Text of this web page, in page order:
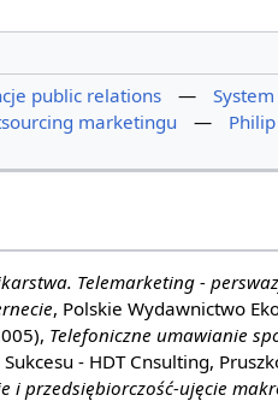
public relations — System
marketingu —
Telemarketing -
, Polskie Wydawnictwo
Telefoniczne umawianie
- HDT Cnsulting,
i przedsiębiorczość-ujęcie